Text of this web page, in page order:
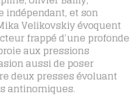
indépendant, et son
Velikovskiy évoquent
frappé d’une profonde
aux pressions
aussi de poser
deux presses évoluant
antinomiques.